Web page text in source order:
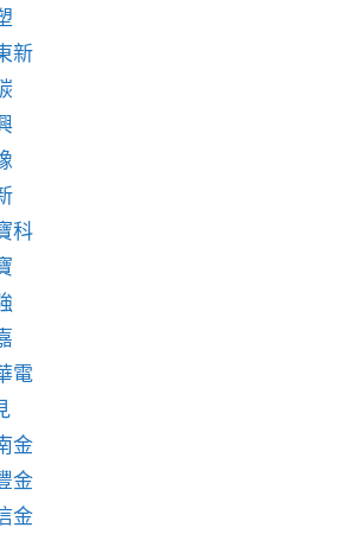
新
科
電
金
金
金